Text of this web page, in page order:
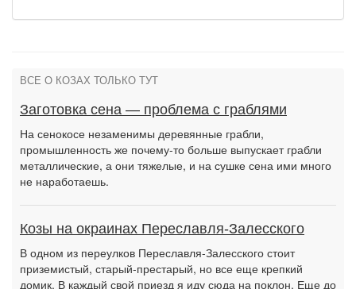
ВСЕ О КОЗАХ ТОЛЬКО ТУТ
Заготовка сена — проблема с граблями
На сенокосе незаменимы деревянные грабли,
промышленность же почему-то больше выпускает грабли
металлические, а они тяжелые, и на сушке сена ими много
не наработаешь.
Козы на окраинах Переславля-Залесского
В одном из переулков Переславля-Залесского стоит
приземистый, старый-престарый, но все еще крепкий
домик. В каждый свой приезд я иду сюда на поклон. Еще до